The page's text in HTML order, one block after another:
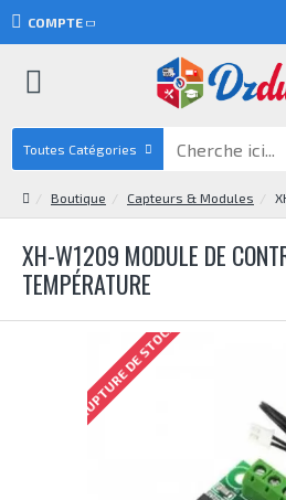
COMPTE
Toutes Catégories
Boutique Capteurs & Modules
XH-W1209 MODULE DE
TEMPÉRATURE
RUPTURE DE STOCK